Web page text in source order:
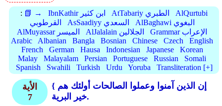
: 📗 → IbnKathir ابن كثير AtTabariy الطبري
AlQurtubi
القرطوبي
AsSaadiyy السعدي
AlBaghawi البغوي
AlMuyassar الميسر
AlJalalain الجلالين
Grammar الإعراب
Arabic
Albanian Bangla Bosnian Chinese Czech
English
French
German Hausa Indonesian Japanese
Korean
Malay
Malayalam Persian Portuguese Russian
Somali
Spanish
Swahili Turkish Urdu Yoruba Transliteration [+]
الأية
7
{ إن الذين آمنوا وعملوا الصالحات أولئك هم
خير البرية.